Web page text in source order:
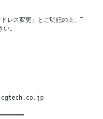
レス変更」とご明記の上、下記内
。
cgtech.co.jp